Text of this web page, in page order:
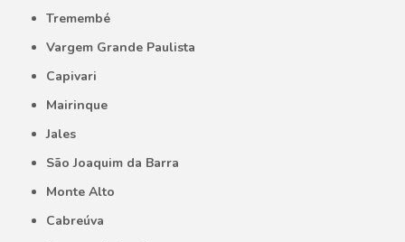
Tremembé
Vargem Grande Paulista
Capivari
Mairinque
Jales
São Joaquim da Barra
Monte Alto
Cabreúva